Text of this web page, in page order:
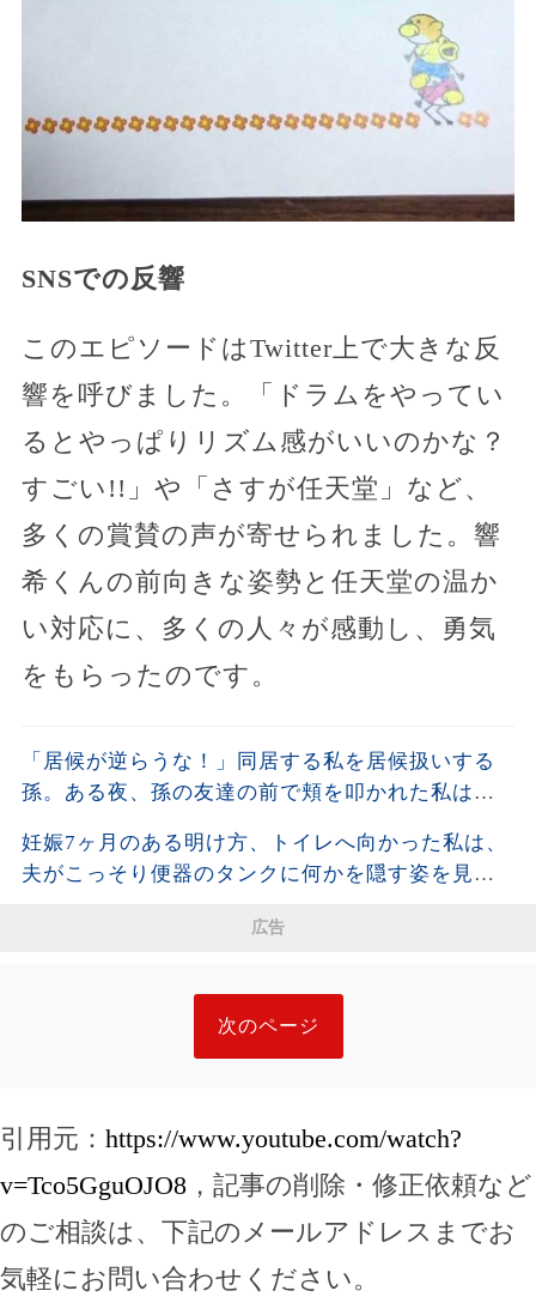
SNSでの反響
このエピソードはTwitter上で大きな反
響を呼びました。「ドラムをやってい
るとやっぱりリズム感がいいのかな？
すごい!!」や「さすが任天堂」など、
多くの賞賛の声が寄せられました。響
希くんの前向きな姿勢と任天堂の温か
い対応に、多くの人々が感動し、勇気
をもらったのです。
「居候が逆らうな！」同居する私を居候扱いする
孫。ある夜、孫の友達の前で頬を叩かれた私は静
妊娠7ヶ月のある明け方、トイレへ向かった私は、
夫がこっそり便器のタンクに何かを隠す姿を見て
は声も出せず凍りついた――
広告
次のページ
引用元： https://www.youtube.com/watch?
v=Tco5GguOJO8 ，記事の削除・修正依頼など
のご相談は、下記のメールアドレスまでお
気軽にお問い合わせください。